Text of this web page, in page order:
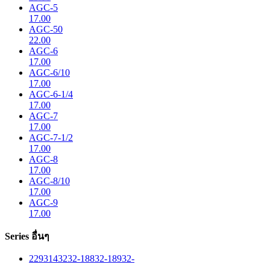
AGC-5
17.00
AGC-50
22.00
AGC-6
17.00
AGC-6/10
17.00
AGC-6-1/4
17.00
AGC-7
17.00
AGC-7-1/2
17.00
AGC-8
17.00
AGC-8/10
17.00
AGC-9
17.00
Series อื่นๆ
2293143232-18832-18932-